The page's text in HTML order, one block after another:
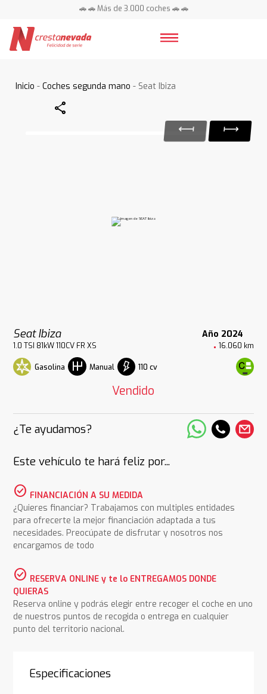
🚗 🚗 Más de 3.000 coches 🚗 🚗
Inicio -Coches segunda mano - Seat Ibiza
Share
Seat Ibiza Año 2024
1.0 TSI 81kW 110CV FR XS 16.060 km
Gasolina Manual 110 cv
Vendido
¿Te ayudamos?
Este vehículo te hará feliz por...
check_circle FINANCIACIÓN A SU MEDIDA
¿Quieres financiar? Trabajamos con multiples entidades
para ofrecerte la mejor financiación adaptada a tus
necesidades. Preocúpate de disfrutar y nosotros nos
encargamos de todo
check_circle RESERVA ONLINE y te lo ENTREGAMOS DONDE
QUIERAS
Reserva online y podrás elegir entre recoger el coche en uno
de nuestros puntos de recogida o entrega en cualquier
punto del territorio nacional.
Especificaciones